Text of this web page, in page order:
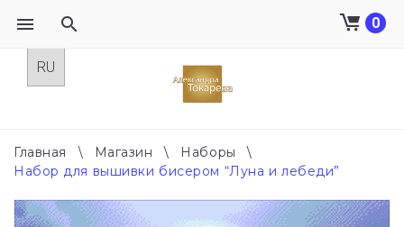
0
Главная \ Магазин \ Наборы
\
Набор для вышивки бисером “Луна и лебеди”